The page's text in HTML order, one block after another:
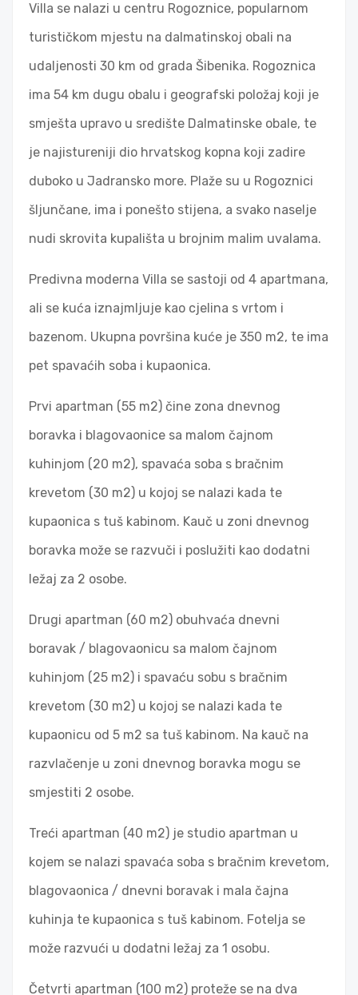
Villa se nalazi u centru Rogoznice, popularnom
turističkom mjestu na dalmatinskoj obali na
udaljenosti 30 km od grada Šibenika. Rogoznica
ima 54 km dugu obalu i geografski položaj koji je
smješta upravo u središte Dalmatinske obale, te
je najistureniji dio hrvatskog kopna koji zadire
duboko u Jadransko more. Plaže su u Rogoznici
šljunčane, ima i ponešto stijena, a svako naselje
nudi skrovita kupališta u brojnim malim uvalama.
Predivna moderna Villa se sastoji od 4 apartmana,
ali se kuća iznajmljuje kao cjelina s vrtom i
bazenom. Ukupna površina kuće je 350 m2, te ima
pet spavaćih soba i kupaonica.
Prvi apartman (55 m2) čine zona dnevnog
boravka i blagovaonice sa malom čajnom
kuhinjom (20 m2), spavaća soba s bračnim
krevetom (30 m2) u kojoj se nalazi kada te
kupaonica s tuš kabinom. Kauč u zoni dnevnog
boravka može se razvuči i poslužiti kao dodatni
ležaj za 2 osobe.
Drugi apartman (60 m2) obuhvaća dnevni
boravak / blagovaonicu sa malom čajnom
kuhinjom (25 m2) i spavaću sobu s bračnim
krevetom (30 m2) u kojoj se nalazi kada te
kupaonicu od 5 m2 sa tuš kabinom. Na kauč na
razvlačenje u zoni dnevnog boravka mogu se
smjestiti 2 osobe.
Treći apartman (40 m2) je studio apartman u
kojem se nalazi spavaća soba s bračnim krevetom,
blagovaonica / dnevni boravak i mala čajna
kuhinja te kupaonica s tuš kabinom. Fotelja se
može razvući u dodatni ležaj za 1 osobu.
Četvrti apartman (100 m2) proteže se na dva